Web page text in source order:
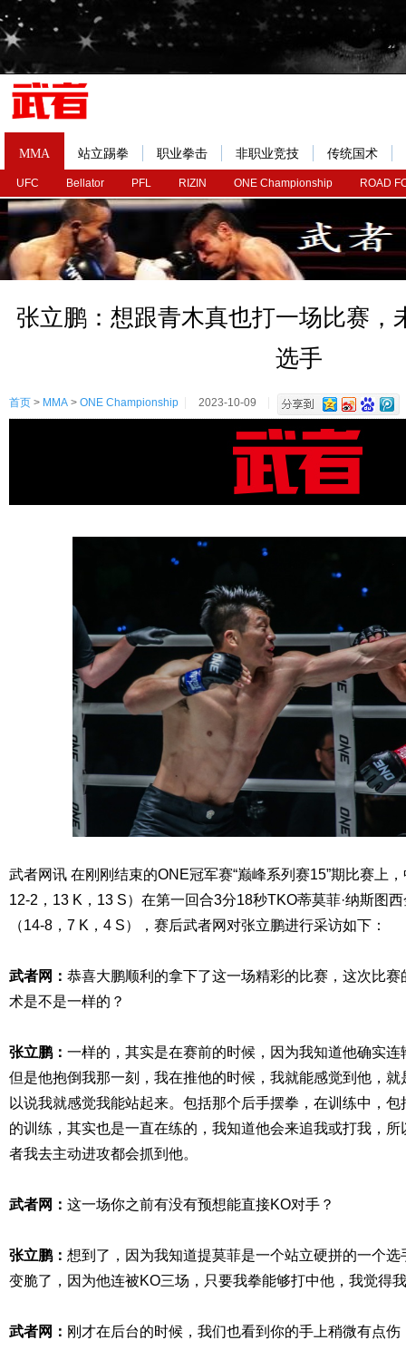
MMA
UFC Bellator PFL RIZIN ONE Championship ROAD
站立踢拳 职业拳击 非职业竞技 传统国术
张立鹏：想跟青木真也打一场比赛，
选手
首页 > MMA > ONE Championship 2023-10-09
武者网讯 在刚刚结束的ONE冠军赛“巅峰系列赛15”期比赛上
12-2，13 K，13 S）在第一回合3分18秒TKO蒂莫菲·纳斯图
（14-8，7 K，4 S），赛后武者网对张立鹏进行采访如下：
武者网： 恭喜大鹏顺利的拿下了这一场精彩的比赛，这次比
术是不是一样的？
张立鹏： 一样的，其实是在赛前的时候，因为我知道他确实
但是他抱倒我那一刻，我在推他的时候，我就能感觉到他，
以说我就感觉我能站起来。包括那个后手摆拳，在训练中，
的训练，其实也是一直在练的，我知道他会来追我或打我，
者我去主动进攻都会抓到他。
武者网 ： 这一场你之前有没有预想能直接KO对手？
张立鹏： 想到了，因为我知道提莫菲是一个站立硬拼的一个
变脆了，因为他连被KO三场，只要我拳能够打中他，我觉得
武者网： 刚才在后台的时候，我们也看到你的手上稍微有点